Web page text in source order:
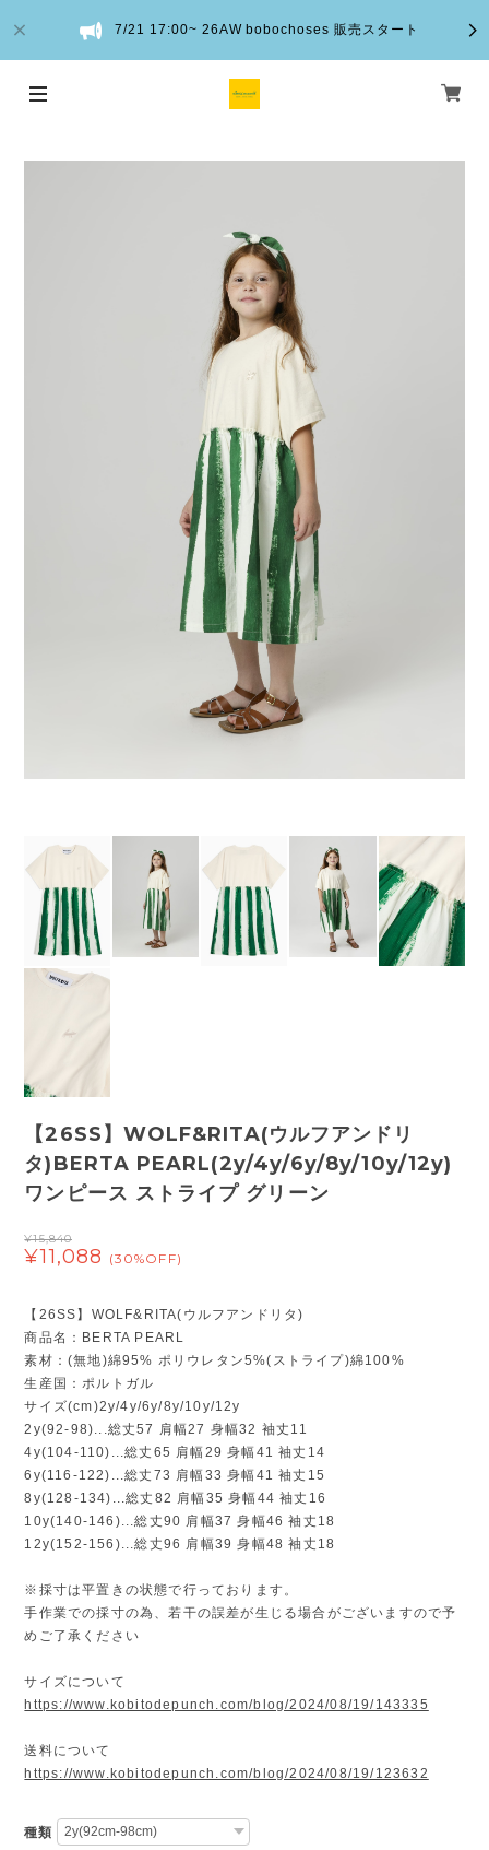
7/21 17:00~ 26AW bobochoses 販売スタート
【26SS】WOLF&RITA(ウルフアンドリ
タ)BERTA PEARL(2y/4y/6y/8y/10y/12y)
ワンピース ストライプ グリーン
¥15,840
¥11,088 (30%OFF)
【26SS】WOLF&RITA(ウルフアンドリタ)
商品名：BERTA PEARL
素材：(無地)綿95% ポリウレタン5%(ストライプ)綿100%
生産国：ポルトガル
サイズ(cm)2y/4y/6y/8y/10y/12y
2y(92-98)...総丈57 肩幅27 身幅32 袖丈11
4y(104-110)...総丈65 肩幅29 身幅41 袖丈14
6y(116-122)...総丈73 肩幅33 身幅41 袖丈15
8y(128-134)...総丈82 肩幅35 身幅44 袖丈16
10y(140-146)...総丈90 肩幅37 身幅46 袖丈18
12y(152-156)...総丈96 肩幅39 身幅48 袖丈18
※採寸は平置きの状態で行っております。
手作業での採寸の為、若干の誤差が生じる場合がございますので予
めご了承ください
サイズについて
https://www.kobitodepunch.com/blog/2024/08/19/143335
送料について
https://www.kobitodepunch.com/blog/2024/08/19/123632
種類